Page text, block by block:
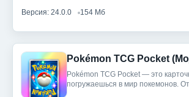
Версия: 24.0.0 154 Мб
Pokémon TCG Pocket — это
погружаешься в мир покемонов.